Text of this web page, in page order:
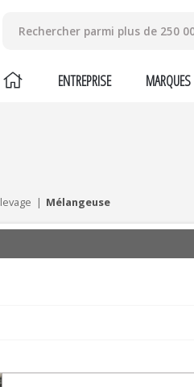
ENTREPRISE MARQUES
Mélangeuse